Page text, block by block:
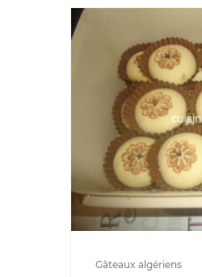
Gâteaux algériens